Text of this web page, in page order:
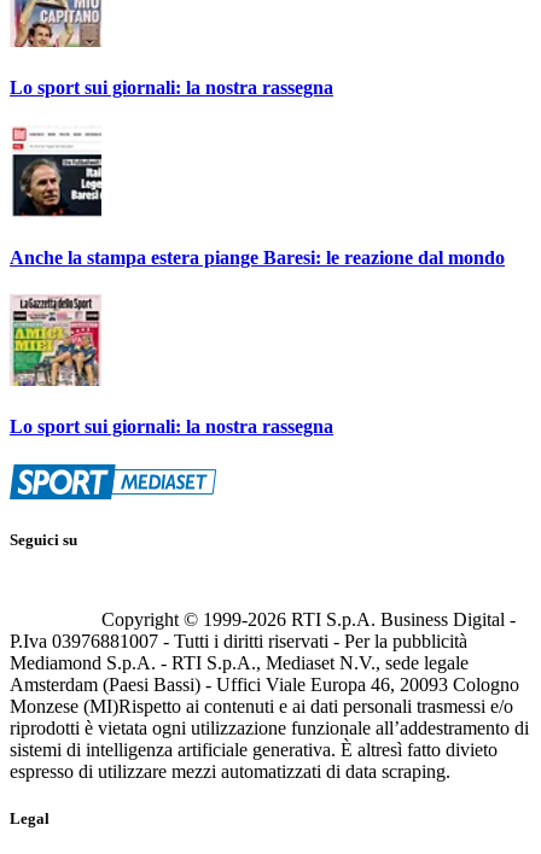
Lo sport sui giornali: la nostra rassegna
Anche la stampa estera piange Baresi: le reazione dal mondo
Lo sport sui giornali: la nostra rassegna
Seguici su
Copyright © 1999-2026 RTI S.p.A. Business Digital -
P.Iva 03976881007 - Tutti i diritti riservati - Per la pubblicità
Mediamond S.p.A. - RTI S.p.A., Mediaset N.V., sede legale
Amsterdam (Paesi Bassi) - Uffici Viale Europa 46, 20093 Cologno
Monzese (MI)Rispetto ai contenuti e ai dati personali trasmessi e/o
riprodotti è vietata ogni utilizzazione funzionale all’addestramento di
sistemi di intelligenza artificiale generativa. È altresì fatto divieto
espresso di utilizzare mezzi automatizzati di data scraping.
Legal